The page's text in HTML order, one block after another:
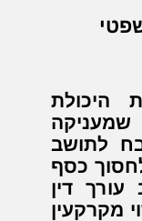
היכולת
לתושב
כסף
דין
מקרקעין